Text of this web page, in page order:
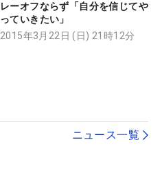
レーオフならず「自分を信じてや
っていきたい」
2015年3月22日 (日) 21時12分
ニュース一覧